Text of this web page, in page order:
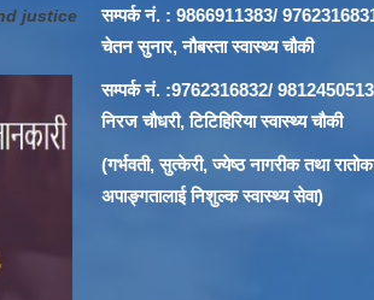
justice
सम्पर्क नं. : 9866911383/
चेतन सुनार, नौबस्ता स्वास्थ्य चौकी
सम्पर्क नं. :9762316832/ 9812450513
निरज चौधरी, टिटिहिरिया स्वास्थ्य चौकी
(गर्भवती, सुत्केरी, ज्येष्ठ नागरीक तथा
अपाङ्गतालाई निशुल्क स्वास्थ्य सेवा)